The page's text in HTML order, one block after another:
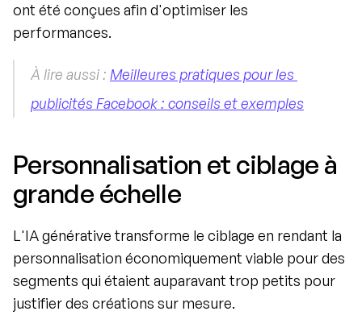
ont été conçues afin d'optimiser les
performances.
À lire aussi : Meilleures pratiques pour les
publicités Facebook : conseils et exemples
Personnalisation et ciblage à
grande échelle
L'IA générative transforme le ciblage en rendant la
personnalisation économiquement viable pour des
segments qui étaient auparavant trop petits pour
justifier des créations sur mesure.